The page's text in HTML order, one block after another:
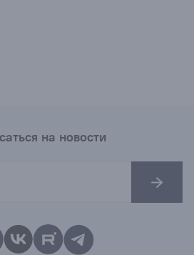
на новости